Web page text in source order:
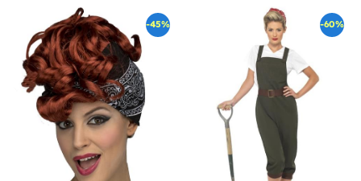
-45% -60%